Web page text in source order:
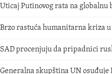
Uticaj Putinovog rata na globalnu
Brzo rastuća humanitarna kriza
SAD procenjuju da pripadnici
Generalna skupština UN osuđuje